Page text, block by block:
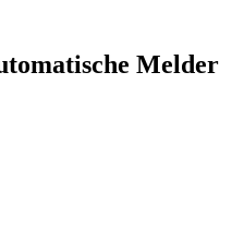
Melder